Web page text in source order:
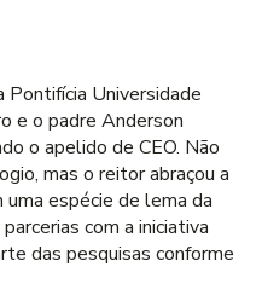
Pontifícia Universidade
e o padre Anderson
o apelido de CEO. Não
mas o reitor abraçou a
espécie de lema da
com a iniciativa
das pesquisas conforme